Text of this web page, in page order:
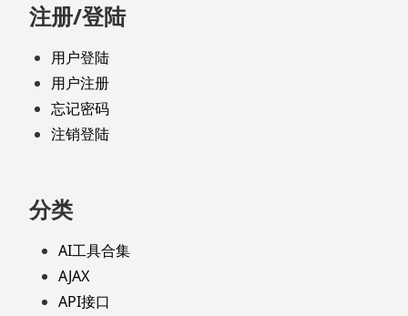
注册/登陆
用户登陆
用户注册
忘记密码
注销登陆
分类
AI工具合集
AJAX
API接口